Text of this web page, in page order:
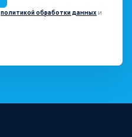
политикой обработки данных и